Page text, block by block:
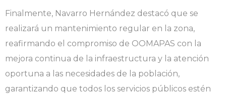
Finalmente, Navarro Hernández destacó que se
realizará un mantenimiento regular en la zona,
reafirmando el compromiso de OOMAPAS con la
mejora continua de la infraestructura y la atención
oportuna a las necesidades de la población,
garantizando que todos los servicios públicos estén